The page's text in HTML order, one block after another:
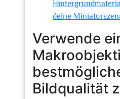
deine
Verwende
Bildqualität